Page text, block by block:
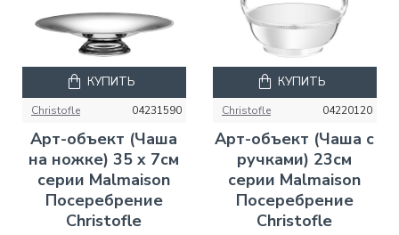
Christofle 04231590
Арт-объект (Чаша
на ножке) 35 x 7см
серии Malmaison
Посеребрение
Christofle
КУПИТЬ
Christofle 04220120
Арт-объект (Чаша с
ручками) 23см
серии Malmaison
Посеребрение
Christofle
КУПИТЬ